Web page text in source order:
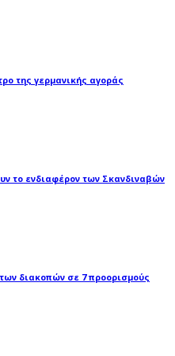
της γερμανικής αγοράς
το ενδιαφέρον των Σκανδιναβών
διακοπών σε 7 προορισμούς